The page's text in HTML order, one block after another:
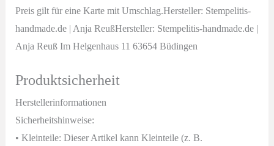
Preis gilt für eine Karte mit Umschlag.Hersteller: Stempelitis-
handmade.de | Anja ReußHersteller: Stempelitis-handmade.de |
Anja Reuß Im Helgenhaus 11 63654 Büdingen
Produktsicherheit
Herstellerinformationen
Sicherheitshinweise:
• Kleinteile: Dieser Artikel kann Kleinteile (z. B.